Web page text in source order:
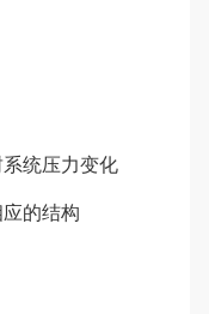
统压力变化
的结构